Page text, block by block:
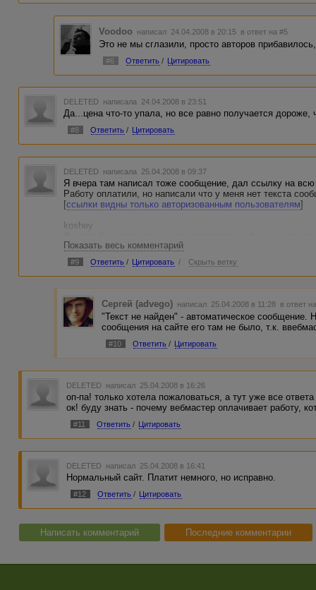
Voodoo написал 24.04.2008 в 20:15 в ответ на #5
Это не мы сглазили, просто авторов
#6 Ответить / Цитировать
DELETED написала 24.04.2008 в 23:51
Да...цена что-то упала, но все равно получается дороже,
#8 Ответить / Цитировать
DELETED написала 25.04.2008 в 09:37
Я вчера там написал тоже сообщение, дал ссылку на
Работу оплатили, но написали что у меня нет текста
[ссылки видны только авторизованным пользователям]
koshey
держит для гостей, чтобы повыделываться перед ними. А
место! Даже недвижимость не поднимает его рейтинг.
Показать весь комментарий
#9 Ответить / Цитировать / Скрыть ветку
Сергей (advego) написал 25.04.2008 в 11:28 в ответ
"Текст не найден" - автоматическое сообщение.
сообщения на сайте его там не было, т.к.
#10 Ответить / Цитировать
DELETED написал 25.04.2008 в 16:26
оп-па! только хотела пожаловаться, а тут уже все
ок! буду знать - почему вебмастер оплачивает работу,
#11 Ответить / Цитировать
DELETED написал 25.04.2008 в 16:41
Нормальный сайт. Платит немного, но исправно.
#12 Ответить / Цитировать
Написать комментарий Последние комментарии